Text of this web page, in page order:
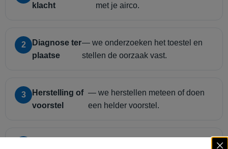
klacht
met je airco.
2
Diagnose ter
plaatse
— we onderzoeken het toestel en
stellen de oorzaak vast.
3
Herstelling of
voorstel
— we herstellen meteen of doen
een helder voorstel.